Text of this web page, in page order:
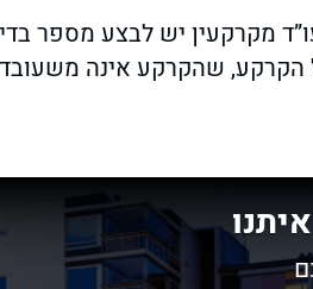
מקרקעין יש לבצע מספר
שהקרקע אינה